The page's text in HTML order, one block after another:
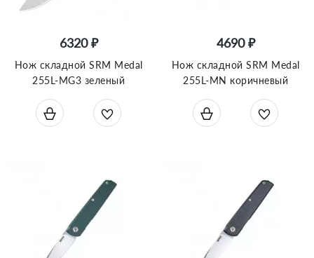
6320 ₽
Нож складной SRM Medal
255L-MG3 зеленый
4690 ₽
Нож складной SRM Medal
255L-MN коричневый